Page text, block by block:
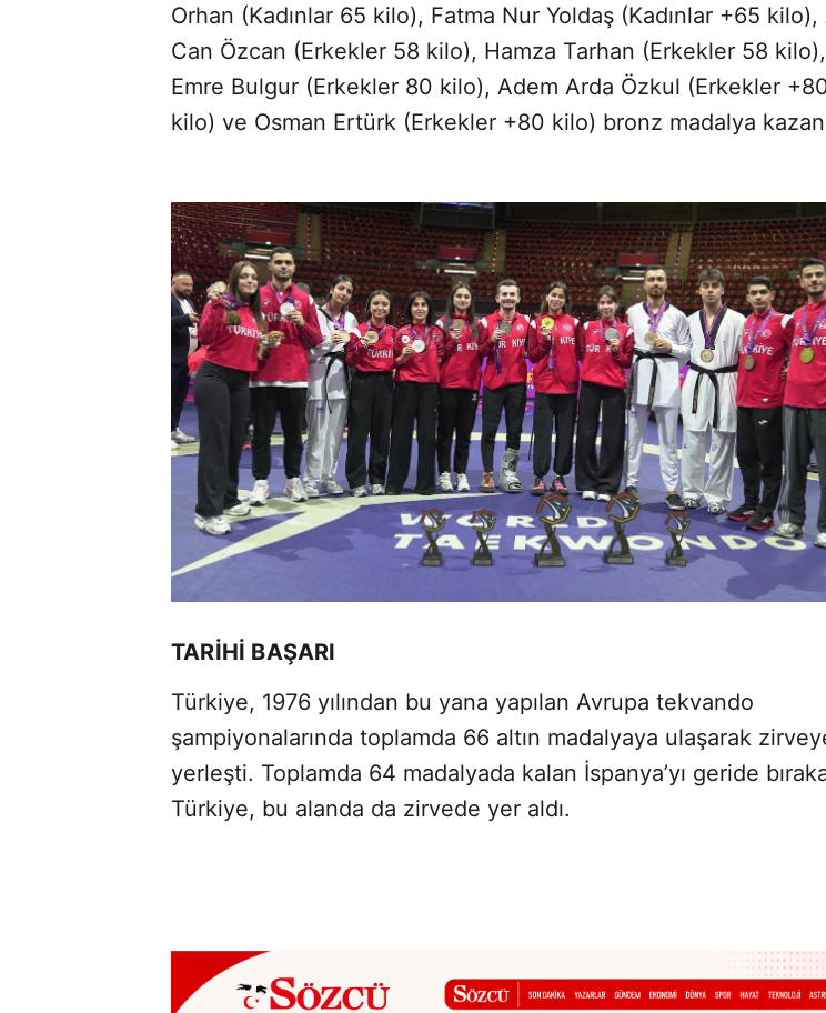
Orhan (Kadınlar 65 kilo), Fatma Nur Yoldaş (Kadınlar +65 kilo),
Can Özcan (Erkekler 58 kilo), Hamza Tarhan (Erkekler 58 kilo),
Emre Bulgur (Erkekler 80 kilo), Adem Arda Özkul (Erkekler
kilo) ve Osman Ertürk (Erkekler +80 kilo) bronz madalya
TARİHİ BAŞARI
Türkiye, 1976 yılından bu yana yapılan Avrupa tekvando
şampiyonalarında toplamda 66 altın madalyaya ulaşarak
yerleşti. Toplamda 64 madalyada kalan İspanya’yı geride
Türkiye, bu alanda da zirvede yer aldı.